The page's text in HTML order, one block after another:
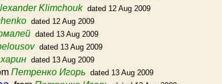
Klimchouk dated 12 Aug 2009
dated 12 Aug 2009
dated 13 Aug 2009
dated 13 Aug 2009
dated 13 Aug 2009
Петренко Игорь dated 13 Aug 2009